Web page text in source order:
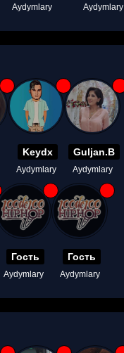
Aydymlary Aydymlary
Keydx
Aydymlary
Guljan.B
Aydymlary
Гость
Aydymlary
Гость
Aydymlary